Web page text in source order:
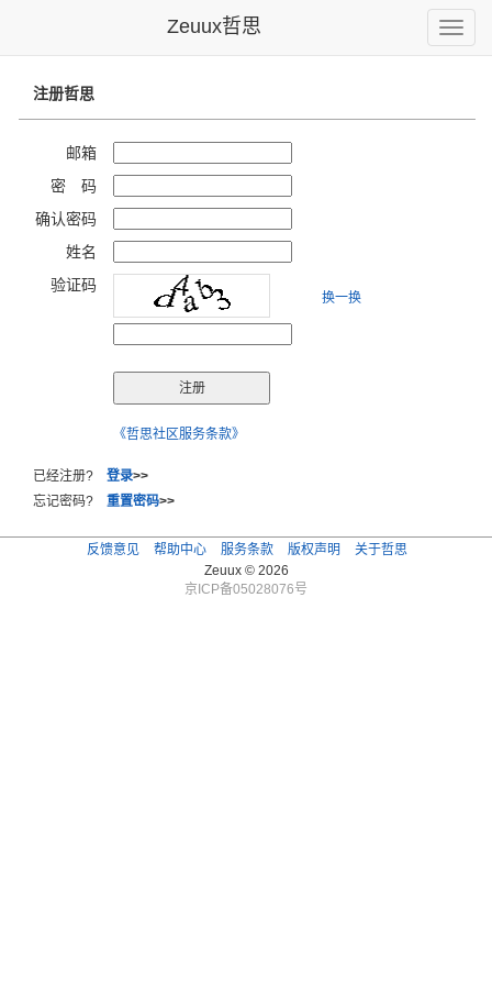
Toggle
Zeuux哲思
注册哲思
邮箱
密 码
确认密码
姓名
验证码
换一换
《哲思社区服务条款》
已经注册? 登录>>
忘记密码? 重置密码>>
反馈意见 帮助中心 服务条款 版权声明
关于哲思
Zeuux © 2026
京ICP备05028076号